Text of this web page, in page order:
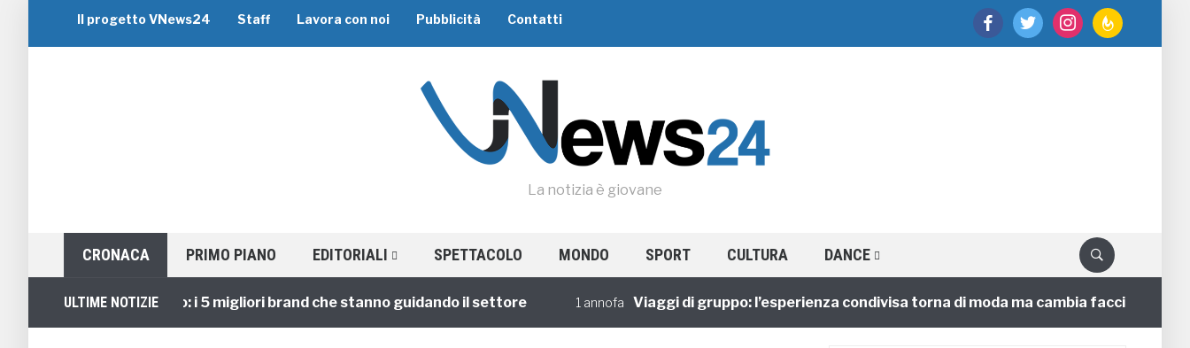
facebooktwitter instagramfeedburner
Il progetto VNews24 Staff Lavora con noi Pubblicità Contatti
La notizia è giovane
CRONACA PRIMO PIANO EDITORIALI SPETTACOLO MONDO SPORT CULTURA DANCE
ULTIME NOTIZIE
Viaggi di Gruppo: i 5 migliori brand che stanno guidando il settore 1 annofa Viaggi di gruppo: l’esperienza condivisa torna di moda ma cambia faccia